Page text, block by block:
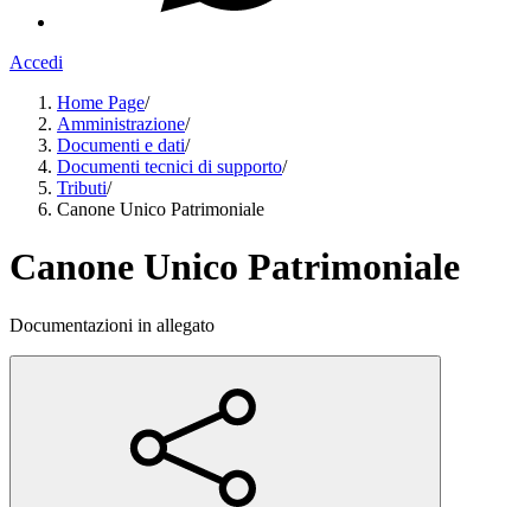
Accedi
Home Page/
Amministrazione/
Documenti e dati/
Documenti tecnici di supporto/
Tributi/
Canone Unico Patrimoniale
Canone Unico Patrimoniale
Documentazioni in allegato